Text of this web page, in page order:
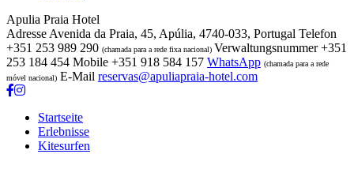
Apulia Praia Hotel
Adresse Avenida da Praia, 45, Apúlia, 4740-033, Portugal Telefon
+351 253 989 290 (chamada para a rede fixa nacional) Verwaltungsnummer +351
253 184 454 Mobile +351 918 584 157 WhatsApp (chamada para a rede
móvel nacional) E-Mail reservas@apuliapraia-hotel.com
Startseite
Erlebnisse
Kitesurfen